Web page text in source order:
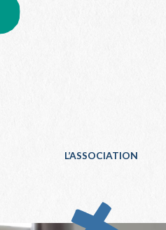
L’ASSOCIATION